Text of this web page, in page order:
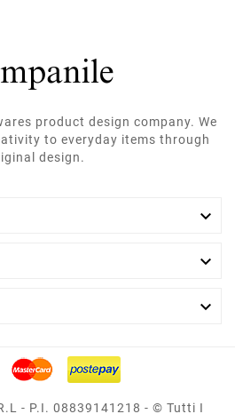
product design company. We
to everyday items through
design.



- P.I. 08839141218 - © Tutti I